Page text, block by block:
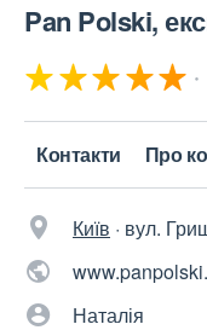
Pan Polski,
Контакти Про
Київ · вул.
Наталія